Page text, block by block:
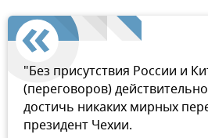
"Без присутствия России и
(переговоров)
достичь никаких мирных
президент Чехии.